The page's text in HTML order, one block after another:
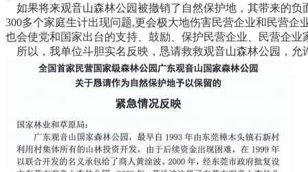
如果将来观音山森林公园被撤销了自然保护地，其带来的负
300多个家庭生计出现问题,更会极大地伤害民营企业和民营
也会使党和国家出台的支持、鼓励、保护民营企业、民营企
所以，我单位斗胆实名反映，恳请救救观音山森林公园，允